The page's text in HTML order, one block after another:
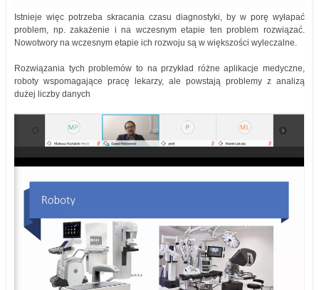
Istnieje więc potrzeba skracania czasu diagnostyki, by w porę wyłapać
problem, np. zakażenie i na wczesnym etapie ten problem rozwiązać.
Nowotwory na wczesnym etapie ich rozwoju są w większości wyleczalne.
Rozwiązania tych problemów to na przykład różne aplikacje medyczne,
roboty wspomagające pracę lekarzy, ale powstają problemy z analizą
dużej liczby danych